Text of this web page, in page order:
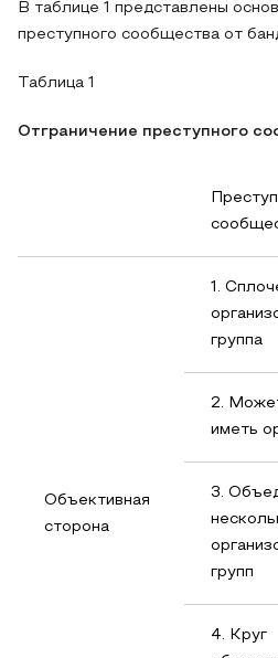
В таблице 1 представлены
преступного сообщества от
Таблица 1
Отграничение преступного
Объективная
сторона
1.
группа
2.
иметь
3.
групп
4. Круг